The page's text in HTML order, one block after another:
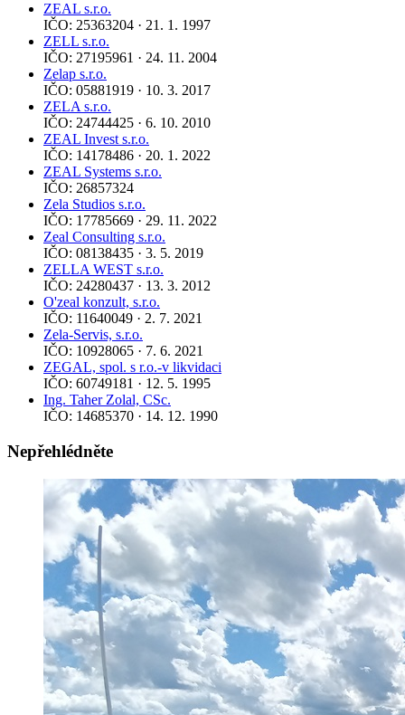
ZEAL s.r.o.
IČO: 25363204 · 21. 1. 1997
ZELL s.r.o.
IČO: 27195961 · 24. 11. 2004
Zelap s.r.o.
IČO: 05881919 · 10. 3. 2017
ZELA s.r.o.
IČO: 24744425 · 6. 10. 2010
ZEAL Invest s.r.o.
IČO: 14178486 · 20. 1. 2022
ZEAL Systems s.r.o.
IČO: 26857324
Zela Studios s.r.o.
IČO: 17785669 · 29. 11. 2022
Zeal Consulting s.r.o.
IČO: 08138435 · 3. 5. 2019
ZELLA WEST s.r.o.
IČO: 24280437 · 13. 3. 2012
O'zeal konzult, s.r.o.
IČO: 11640049 · 2. 7. 2021
Zela-Servis, s.r.o.
IČO: 10928065 · 7. 6. 2021
ZEGAL, spol. s r.o.-v likvidaci
IČO: 60749181 · 12. 5. 1995
Ing. Taher Zolal, CSc.
IČO: 14685370 · 14. 12. 1990
Nepřehlédněte